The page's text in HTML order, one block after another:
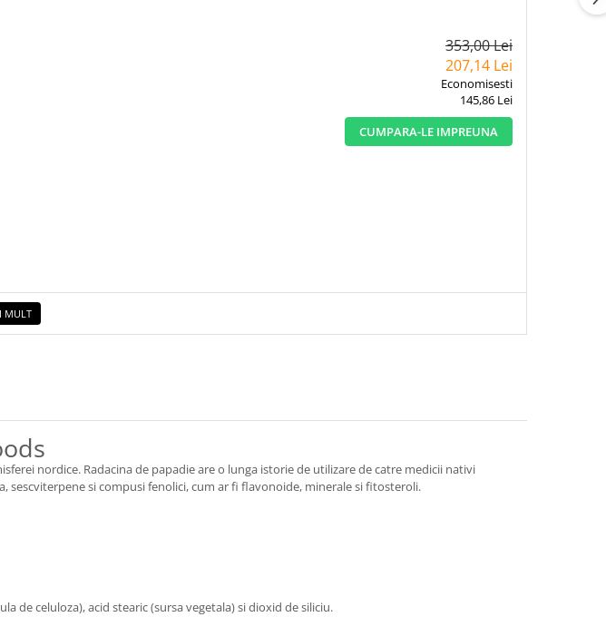
353,00 Lei
207,14 Lei
Economisesti
145,86 Lei
CUMPARA-LE IMPREUNA
MULT
nordice. Radacina de papadie are o lunga istorie de utilizare de catre medicii nativi
sescviterpene si compusi fenolici, cum ar fi flavonoide, minerale si fitosteroli.
de celuloza), acid stearic (sursa vegetala) si dioxid de siliciu.